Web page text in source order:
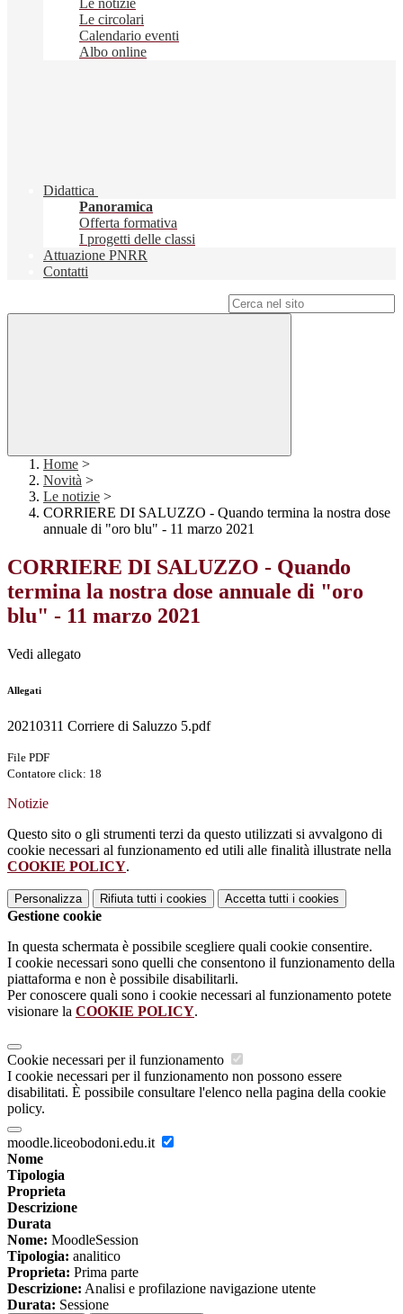
Le notizie
Le circolari
Calendario eventi
Albo online
Didattica
Panoramica
Offerta formativa
I progetti delle classi
Attuazione PNRR
Contatti
Home >
Novità >
Le notizie >
CORRIERE DI SALUZZO - Quando termina la nostra dose
annuale di "oro blu" - 11 marzo 2021
CORRIERE DI SALUZZO - Quando
termina la nostra dose annuale di "oro
blu" - 11 marzo 2021
Vedi allegato
Allegati
20210311 Corriere di Saluzzo 5.pdf
File PDF
Contatore click: 18
Notizie
Questo sito o gli strumenti terzi da questo utilizzati si avvalgono di
cookie necessari al funzionamento ed utili alle finalità illustrate nella
COOKIE POLICY.
Personalizza Rifiuta tutti i cookies Accetta tutti i cookies
Gestione cookie
In questa schermata è possibile scegliere quali cookie consentire.
I cookie necessari sono quelli che consentono il funzionamento della
piattaforma e non è possibile disabilitarli.
Per conoscere quali sono i cookie necessari al funzionamento potete
visionare la COOKIE POLICY.
Cookie necessari per il funzionamento
I cookie necessari per il funzionamento non possono essere
disabilitati. È possibile consultare l'elenco nella pagina della cookie
policy.
moodle.liceobodoni.edu.it
Nome
Tipologia
Proprieta
Descrizione
Durata
Nome: MoodleSession
Tipologia: analitico
Proprieta: Prima parte
Descrizione: Analisi e profilazione navigazione utente
Durata: Sessione